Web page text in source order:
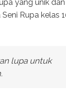
yang unik
Rupa kelas
lupa untuk